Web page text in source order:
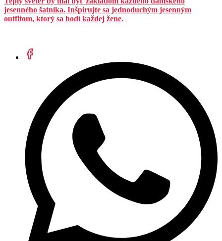
jesenného šatníka. Inšpirujte sa jednoduchým jesenným
outfitom, ktorý sa hodí každej žene.